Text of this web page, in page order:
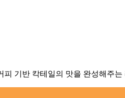
기반 칵테일의 맛을 완성해주는